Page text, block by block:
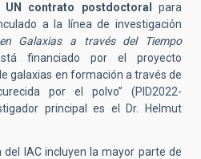
UN contrato postdoctoral
para
a la línea de investigación
Galaxias a través del Tiempo
financiado por el proyecto
galaxias en formación a través de
por el polvo” (PID2022-
principal es el Dr. Helmut
del IAC incluyen la mayor parte de